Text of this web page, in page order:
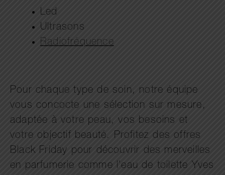
Led
Ultrasons
Radiofréquence
Pour chaque type de soin, notre équipe
vous concocte une sélection sur mesure,
adaptée à votre peau, vos besoins et
votre objectif beauté. Profitez des offres
Black Friday pour découvrir des merveilles
en parfumerie comme l’eau de toilette Yves